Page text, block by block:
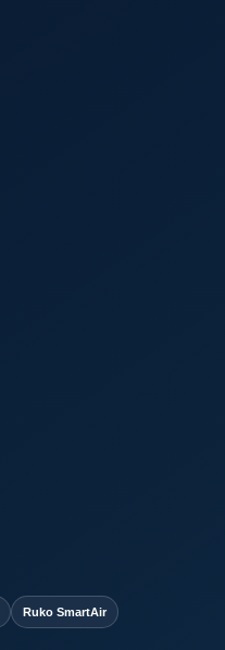
Ruko SmartAir